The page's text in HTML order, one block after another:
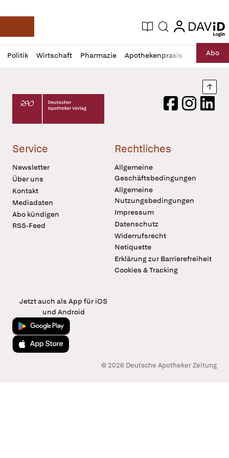
Deutsche Apotheker Zeitung
Aktuelle Ausgabe
Suche login
login
Politik Wirtschaft Pharmazie Apothekenpraxis RechtAbo
Profil
öffnen
Daz
Pur
Deutscher Apotheker Verlag Logo
FacebookInstagram
Service
Newsletter
Über uns
Kontakt
Mediadaten
Abo kündigen
RSS-Feed
Rechtliches
Allgemeine
Geschäftsbedingungen
Allgemeine
Nutzungsbedingungen
Impressum
Datenschutz
Widerrufsrecht
Netiquette
Erklärung zur Barrierefreiheit
Cookies & Tracking
Jetzt auch als App für iOS
und Android
Jetzt bei Google Play
Laden im App Store
© 2026 Deutsche Apotheker Zeitung